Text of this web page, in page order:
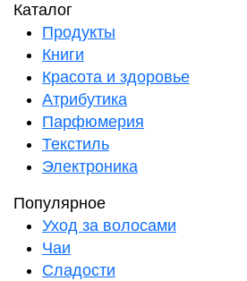
Каталог
Продукты
Книги
Красота и здоровье
Атрибутика
Парфюмерия
Текстиль
Электроника
Популярное
Уход за волосами
Чаи
Сладости